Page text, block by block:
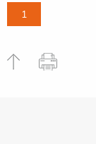
1